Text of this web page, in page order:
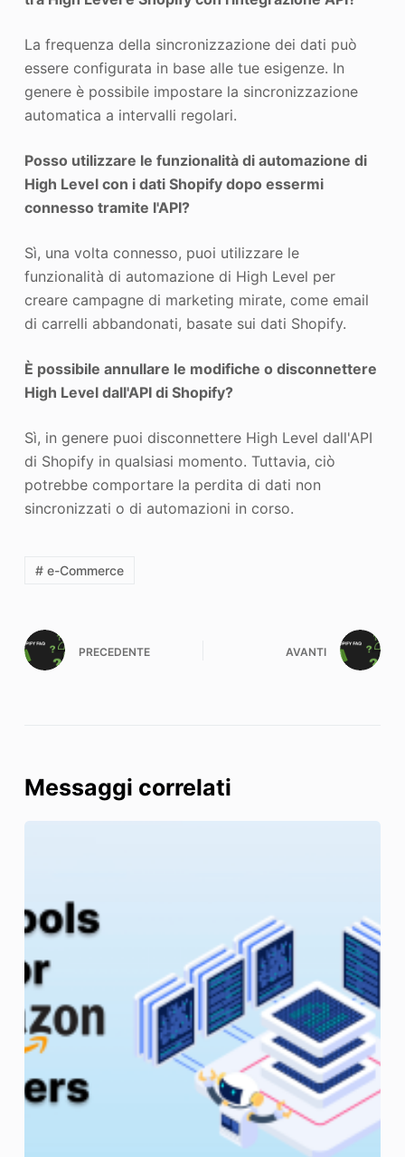
La frequenza della sincronizzazione dei dati può
essere configurata in base alle tue esigenze. In
genere è possibile impostare la sincronizzazione
automatica a intervalli regolari.
Posso utilizzare le funzionalità di automazione di
High Level con i dati Shopify dopo essermi
connesso tramite l'API?
Sì, una volta connesso, puoi utilizzare le
funzionalità di automazione di High Level per
creare campagne di marketing mirate, come email
di carrelli abbandonati, basate sui dati Shopify.
È possibile annullare le modifiche o disconnettere
High Level dall'API di Shopify?
Sì, in genere puoi disconnettere High Level dall'API
di Shopify in qualsiasi momento. Tuttavia, ciò
potrebbe comportare la perdita di dati non
sincronizzati o di automazioni in corso.
# e-Commerce
PRECEDENTE AVANTI
Messaggi correlati